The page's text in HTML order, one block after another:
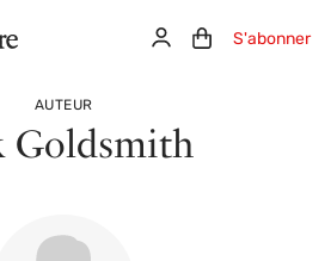
ConnexionPanier (0)
S'abonner
AUTEUR
Goldsmith